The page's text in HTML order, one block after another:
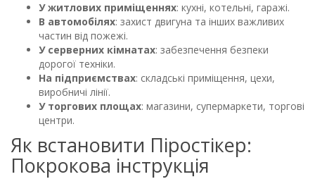
У житлових приміщеннях: кухні, котельні, гаражі.
В автомобілях: захист двигуна та інших важливих
частин від пожежі.
У серверних кімнатах: забезпечення безпеки
дорогої техніки.
На підприємствах: складські приміщення, цехи,
виробничі лінії.
У торгових площах: магазини, супермаркети, торгові
центри.
Як встановити Піростікер:
Покрокова інструкція